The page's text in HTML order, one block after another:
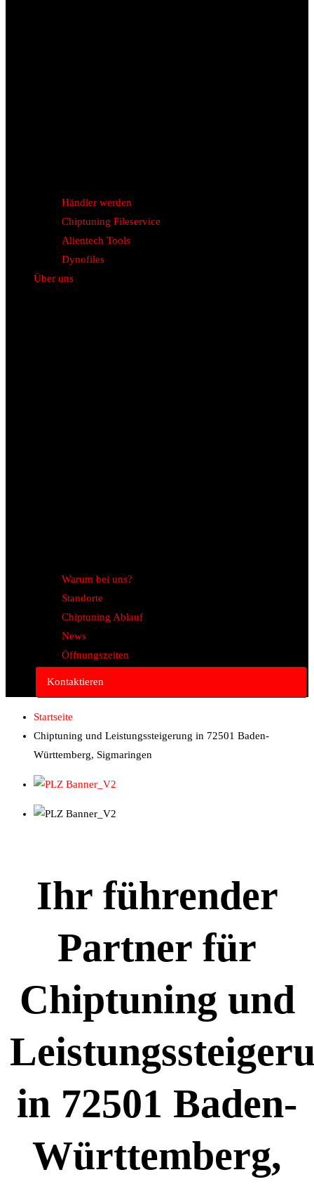
Händler werden
Chiptuning Fileservice
Alientech Tools
Dynofiles
Über uns
Warum bei uns?
Standorte
Chiptuning Ablauf
News
Öffnungszeiten
Kontaktieren
Startseite
Chiptuning und Leistungssteigerung in 72501 Baden-
Württemberg, Sigmaringen
Ihr führender
Partner für
Chiptuning und
in 72501 Baden-
Württemberg,